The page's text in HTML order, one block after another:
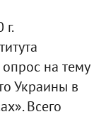
на тему
Украины в
Всего